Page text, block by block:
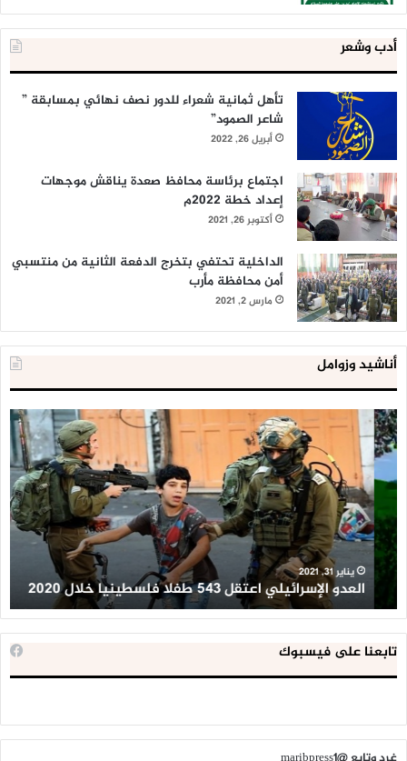
أدب وشعر
تأهل ثمانية شعراء للدور نصف نهائي بمسابقة ”
شاعر الصمود”
أبريل 26, 2022
اجتماع برئاسة محافظ صعدة يناقش موجهات
إعداد خطة 2022م
أكتوبر 26, 2021
الداخلية تحتفي بتخرج الدفعة الثانية من منتسبي
أمن محافظة مأرب
مارس 2, 2021
أناشيد وزوامل
العدو
الإسرائيلي
اعتقل
543
طفلا
فلسطينيا
خلال
2020
يناير 31, 2021
العدو الإسرائيلي اعتقل 543 طفلا فلسطينيا خلال 2020
تابعنا على فيسبوك